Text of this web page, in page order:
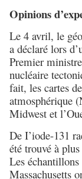
Opinions
Le 4 avril, le
a déclaré lors
Premier
nucléaire
fait, les cartes
atmosphérique
Midwest et
De I’iode-131
été trouvé à
Les
Massachusetts